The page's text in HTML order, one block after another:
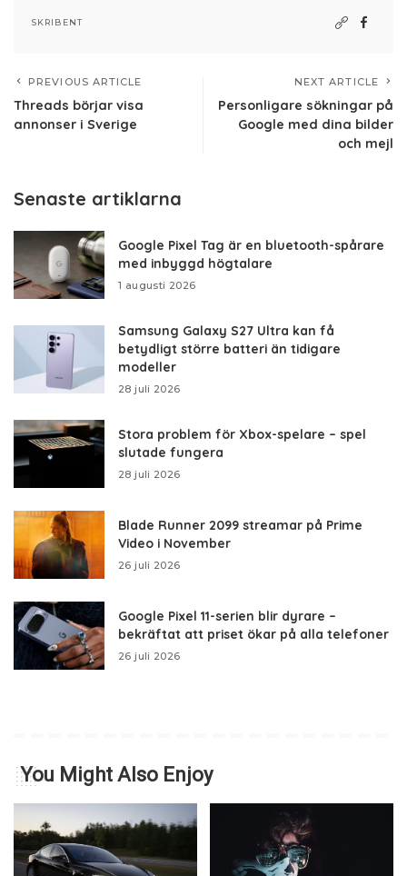
SKRIBENT
PREVIOUS ARTICLE
Threads börjar visa
annonser i Sverige
NEXT ARTICLE
Personligare sökningar på
Google med dina bilder
och mejl
Senaste artiklarna
Google Pixel Tag är en bluetooth-spårare
med inbyggd högtalare
1 augusti 2026
Samsung Galaxy S27 Ultra kan få
betydligt större batteri än tidigare
modeller
28 juli 2026
Stora problem för Xbox-spelare – spel
slutade fungera
28 juli 2026
Blade Runner 2099 streamar på Prime
Video i November
26 juli 2026
Google Pixel 11-serien blir dyrare –
bekräftat att priset ökar på alla telefoner
26 juli 2026
You Might Also Enjoy